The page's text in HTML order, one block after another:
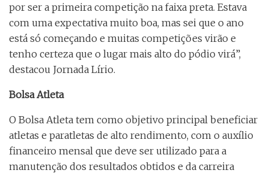
por ser a primeira competição na faixa preta. Estava
com uma expectativa muito boa, mas sei que o ano
está só começando e muitas competições virão e
tenho certeza que o lugar mais alto do pódio virá”,
destacou Jornada Lírio.
Bolsa Atleta
O Bolsa Atleta tem como objetivo principal beneficiar
atletas e paratletas de alto rendimento, com o auxílio
financeiro mensal que deve ser utilizado para a
manutenção dos resultados obtidos e da carreira